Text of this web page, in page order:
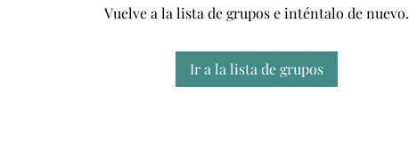
Vuelve a la lista de grupos e inténtalo de nuevo.
Ir a la lista de grupos